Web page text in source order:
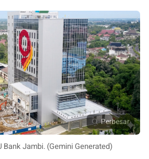
Perbesar
Bank Jambi. (Gemini Generated)